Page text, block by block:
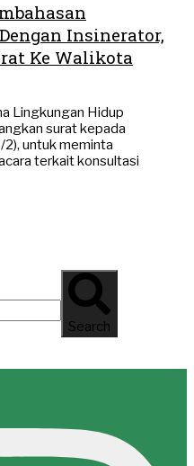
Insinerator,
Ke Walikota
Lingkungan Hidup
surat kepada
2), untuk meminta
terkait konsultasi
Search